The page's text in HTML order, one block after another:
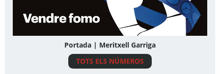
Portada | Meritxell Garriga
TOTS ELS NÚMEROS